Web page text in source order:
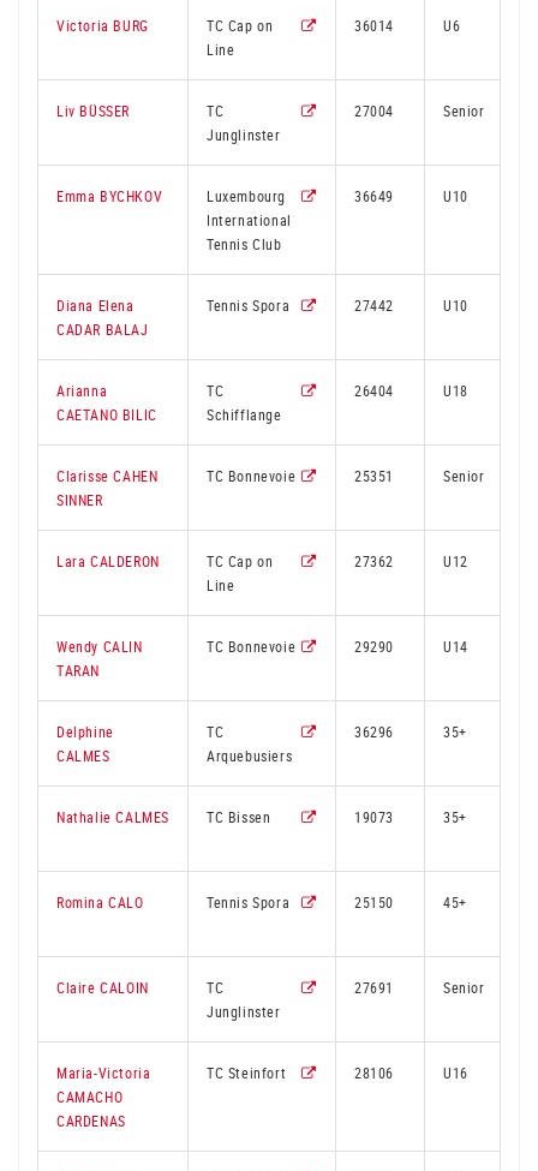
Victoria BURG
TC Cap on
Line
36014 U6
Liv BÜSSER
TC
Junglinster
27004 Senior
Emma BYCHKOV
Luxembourg
International
Tennis Club
36649 U10
Diana Elena
CADAR BALAJ
Tennis Spora 27442 U10
Arianna
CAETANO BILIC
TC
Schifflange
26404 U18
Clarisse CAHEN
SINNER
TC Bonnevoie 25351 Senior
Lara CALDERON
TC Cap on
Line
27362 U12
Wendy CALIN
TARAN
TC Bonnevoie 29290 U14
Delphine
CALMES
TC
Arquebusiers
36296 35+
Nathalie CALMES TC Bissen 19073 35+
Romina CALO Tennis Spora 25150 45+
Claire CALOIN
TC
Junglinster
27691 Senior
Maria-Victoria
CAMACHO
CARDENAS
TC Steinfort 28106 U16